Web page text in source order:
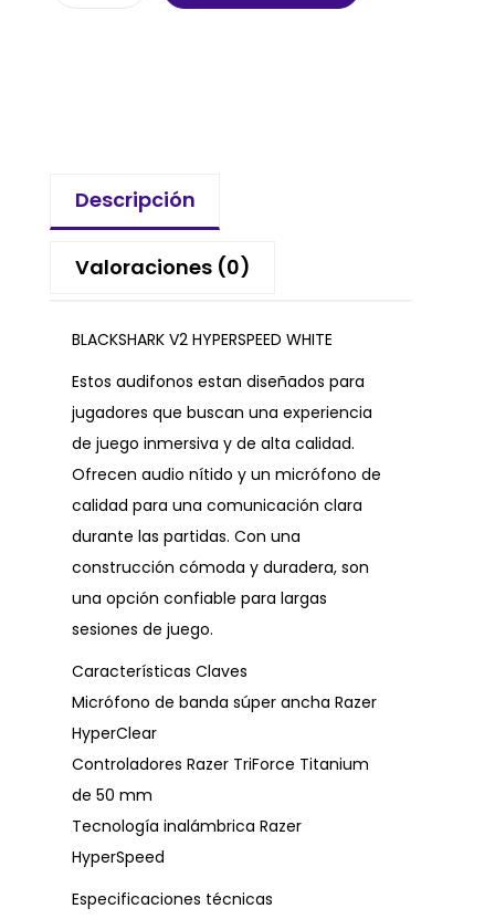
Descripción
Valoraciones (0)
BLACKSHARK V2 HYPERSPEED WHITE
Estos audifonos estan diseñados para
jugadores que buscan una experiencia
de juego inmersiva y de alta calidad.
Ofrecen audio nítido y un micrófono de
calidad para una comunicación clara
durante las partidas. Con una
construcción cómoda y duradera, son
una opción confiable para largas
sesiones de juego.
Características Claves
Micrófono de banda súper ancha Razer
HyperClear
Controladores Razer TriForce Titanium
de 50 mm
Tecnología inalámbrica Razer
HyperSpeed
Especificaciones técnicas